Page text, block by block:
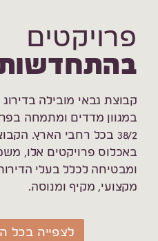
פרויקטים
קבוצת גבאי מובילה
במגוון מדדים ומתמחה
38/2 בכל רחבי הארץ.
באכלוס פרויקטים אלו,
ומבטיחה לכלל בעלי
מקצועי, מקיף ומנוסה.
לצפייה בכל